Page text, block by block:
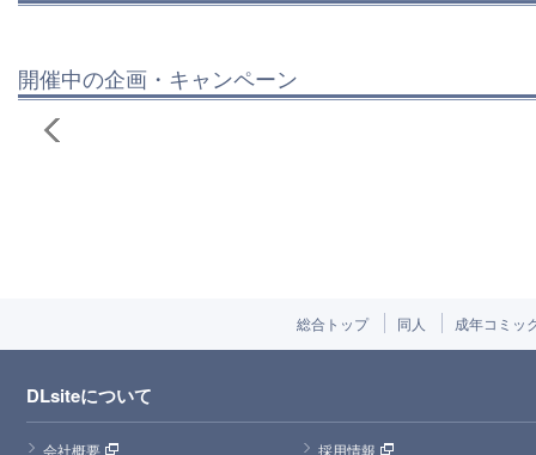
開催中の企画・キャンペーン
総合トップ 同人 成年コミッ
DLsiteについて
会社概要
採用情報